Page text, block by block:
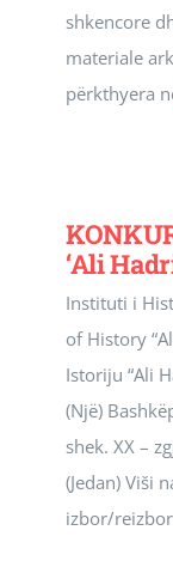
shkencore
materiale
përkthyera
‘Ali
Instituti i
of History
Istoriju “Ali
(Një)
shek. XX –
(Jedan) Viši
izbor/reizbor